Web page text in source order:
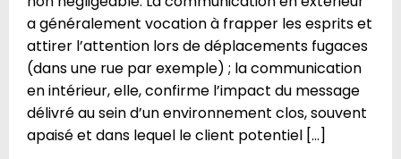
a généralement vocation à frapper les esprits et
attirer l’attention lors de déplacements fugaces
(dans une rue par exemple) ; la communication
en intérieur, elle, confirme l’impact du message
délivré au sein d’un environnement clos, souvent
apaisé et dans lequel le client potentiel […]